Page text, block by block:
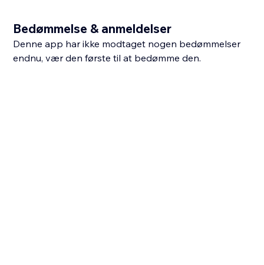
Bedømmelse & anmeldelser
Denne app har ikke modtaget nogen bedømmelser
endnu, vær den første til at bedømme den.